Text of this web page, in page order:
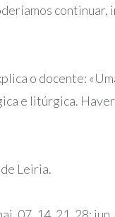
continuar,
o docente: «
e litúrgica.
Leiria.